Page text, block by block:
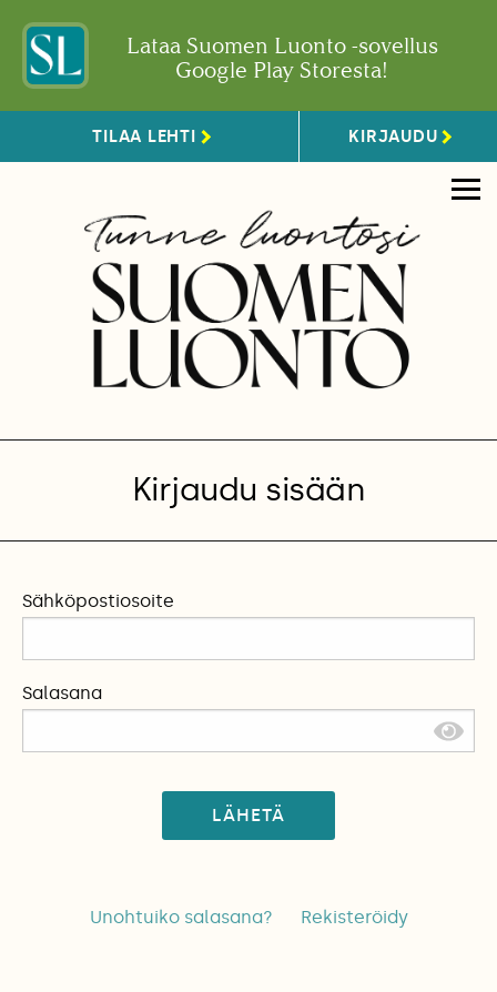
Lataa Suomen Luonto -sovellus
Google Play Storesta!
TILAA LEHTI KIRJAUDU
Kirjaudu sisään
Sähköpostiosoite
Salasana
LÄHETÄ
Unohtuiko salasana? Rekisteröidy